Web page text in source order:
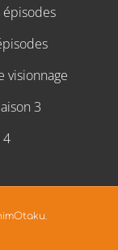
visionnage
3
4